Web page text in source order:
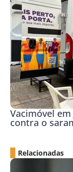
Vacimóvel
contra o
Relacionadas